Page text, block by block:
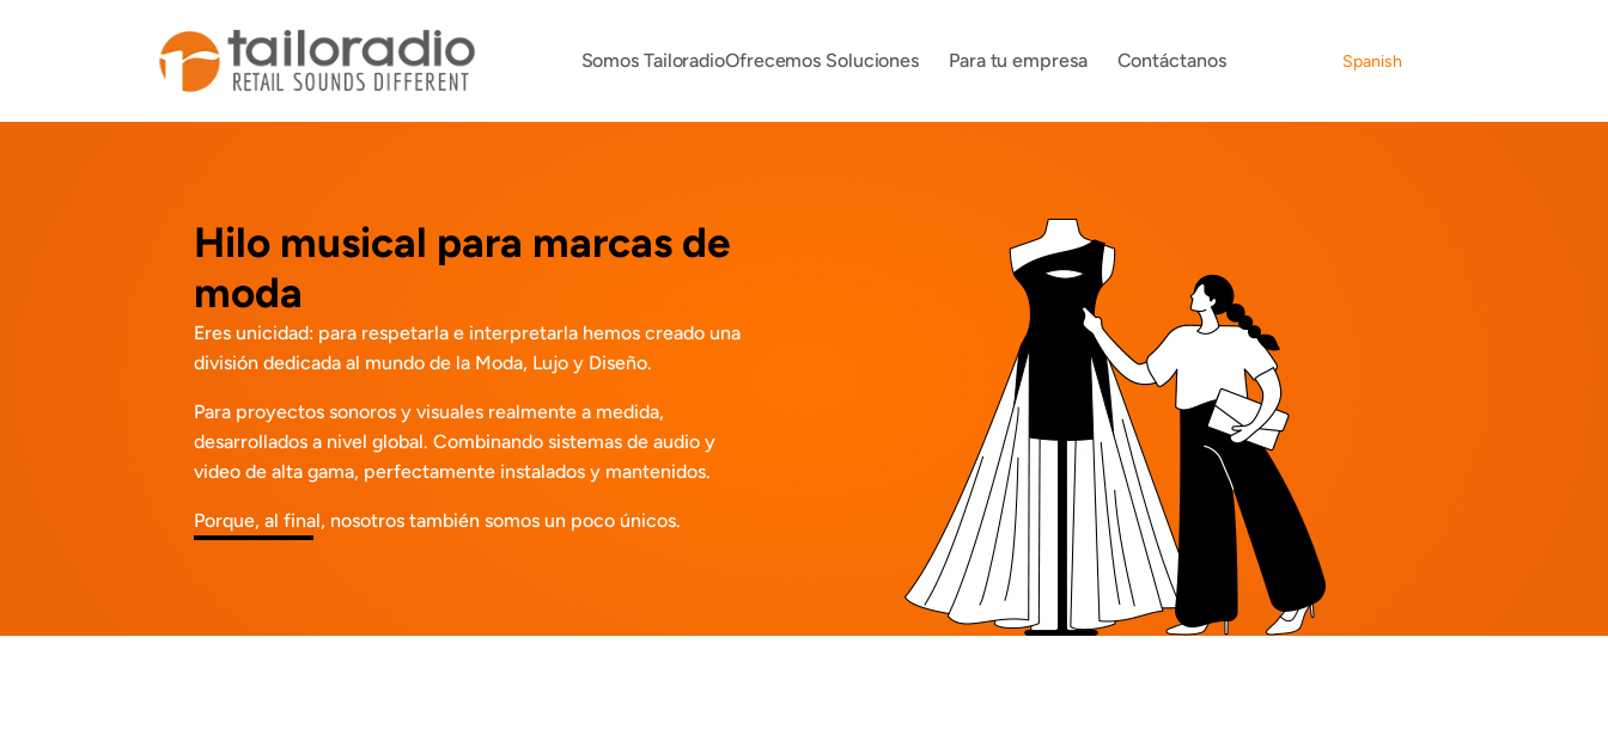
Somos TailoradioOfrecemos Soluciones Para tu empresa Contáctanos Spanish
Hilo musical para marcas de
moda
Eres unicidad: para respetarla e interpretarla hemos creado una
división dedicada al mundo de la Moda, Lujo y Diseño.
Para proyectos sonoros y visuales realmente a medida,
desarrollados a nivel global. Combinando sistemas de audio y
video de alta gama, perfectamente instalados y mantenidos.
Porque, al final, nosotros también somos un poco únicos.